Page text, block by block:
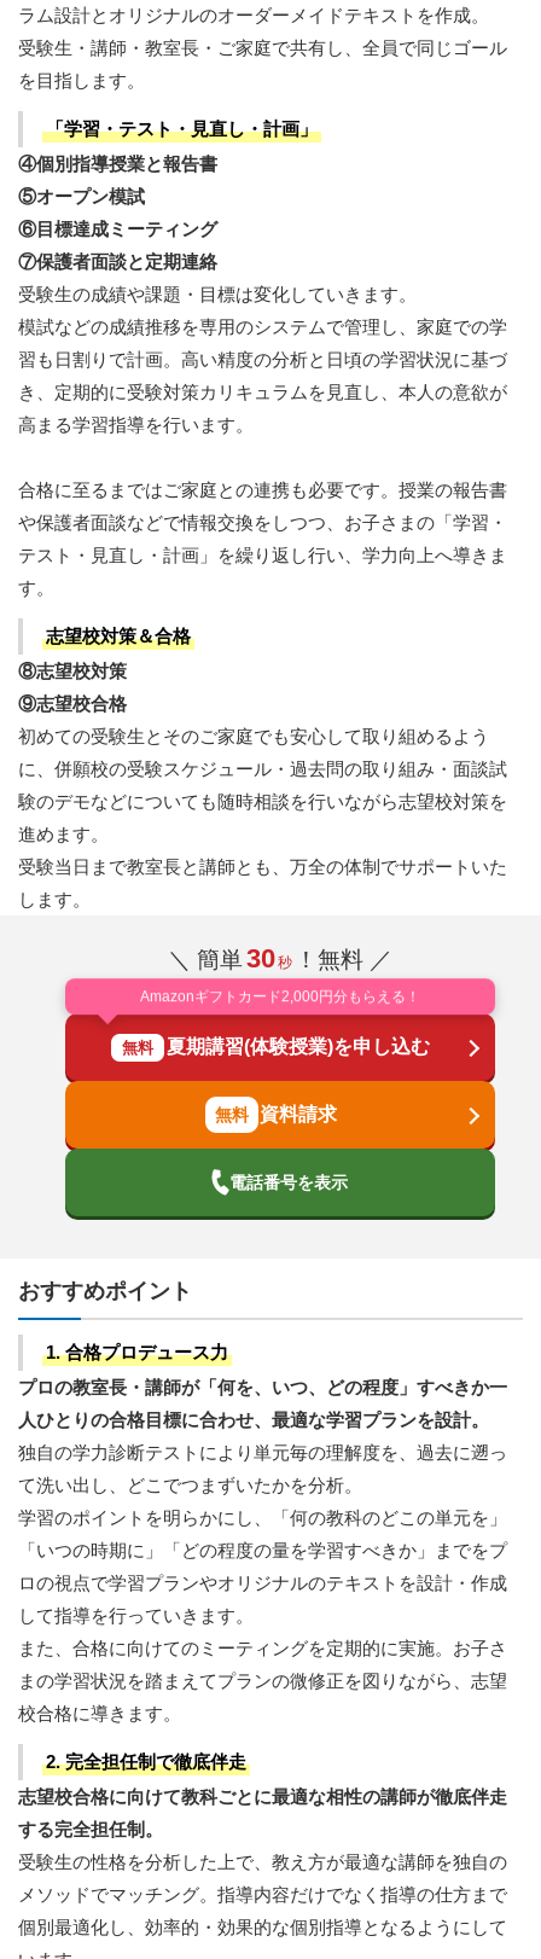
ラム設計とオリジナルのオーダーメイドテキストを作成。
受験生・講師・教室長・ご家庭で共有し、全員で同じゴール
を目指します。
「学習・テスト・見直し・計画」
④個別指導授業と報告書
⑤オープン模試
⑥目標達成ミーティング
⑦保護者面談と定期連絡
受験生の成績や課題・目標は変化していきます。
模試などの成績推移を専用のシステムで管理し、家庭での学
習も日割りで計画。高い精度の分析と日頃の学習状況に基づ
き、定期的に受験対策カリキュラムを見直し、本人の意欲が
高まる学習指導を行います。
合格に至るまではご家庭との連携も必要です。授業の報告書
や保護者面談などで情報交換をしつつ、お子さまの「学習・
テスト・見直し・計画」を繰り返し行い、学力向上へ導きま
す。
志望校対策＆合格
⑧志望校対策
⑨志望校合格
初めての受験生とそのご家庭でも安心して取り組めるよう
に、併願校の受験スケジュール・過去問の取り組み・面談試
験のデモなどについても随時相談を行いながら志望校対策を
進めます。
受験当日まで教室長と講師とも、万全の体制でサポートいた
します。
＼ 簡単30秒 ！無料 ／
Amazonギフトカード2,000円分もらえる！
無料 夏期講習(体験授業)を申し込む
資料請求
電話番号を表示
おすすめポイント
1. 合格プロデュース力
プロの教室長・講師が「何を、いつ、どの程度」すべきか一
人ひとりの合格目標に合わせ、最適な学習プランを設計。
独自の学力診断テストにより単元毎の理解度を、過去に遡っ
て洗い出し、どこでつまずいたかを分析。
学習のポイントを明らかにし、「何の教科のどこの単元を」
「いつの時期に」「どの程度の量を学習すべきか」までをプ
ロの視点で学習プランやオリジナルのテキストを設計・作成
して指導を行っていきます。
また、合格に向けてのミーティングを定期的に実施。お子さ
まの学習状況を踏まえてプランの微修正を図りながら、志望
校合格に導きます。
2. 完全担任制で徹底伴走
志望校合格に向けて教科ごとに最適な相性の講師が徹底伴走
する完全担任制。
受験生の性格を分析した上で、教え方が最適な講師を独自の
メソッドでマッチング。指導内容だけでなく指導の仕方まで
個別最適化し、効率的・効果的な個別指導となるようにして